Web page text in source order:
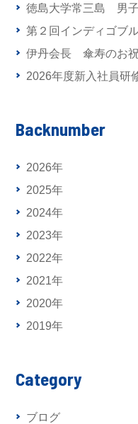
徳島大学常三島 男子
第２回インディゴブ
伊丹会長 傘寿のお
2026年度新入社員研
Backnumber
2026年
2025年
2024年
2023年
2022年
2021年
2020年
2019年
Category
ブログ